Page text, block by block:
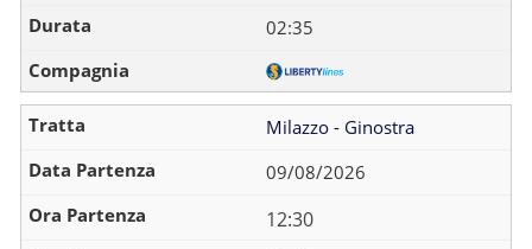
02:35
Milazzo - Ginostra
09/08/2026
12:30